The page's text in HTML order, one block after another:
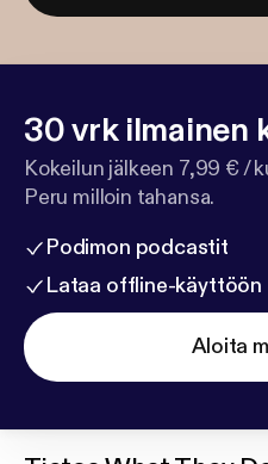
30 vrk ilmainen
Kokeilun jälkeen 7,99 € /
Peru milloin tahansa.
Podimon podcastit
Lataa offline-käyttöön
Aloita